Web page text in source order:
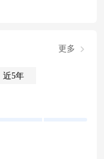
更多
近5年